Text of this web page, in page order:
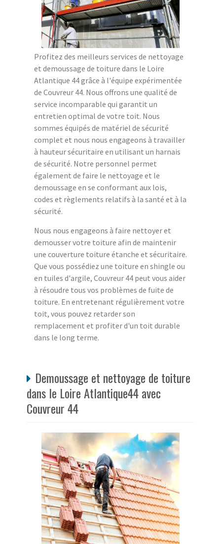
Profitez des meilleurs services de nettoyage
et demoussage de toiture dans le Loire
Atlantique 44 grâce à l'équipe expérimentée
de Couvreur 44. Nous offrons une qualité de
service incomparable qui garantit un
entretien optimal de votre toit. Nous
sommes équipés de matériel de sécurité
complet et nous nous engageons à travailler
à hauteur sécuritaire en utilisant un harnais
de sécurité. Notre personnel permet
également de faire le nettoyage et le
demoussage en se conformant aux lois,
codes et règlements relatifs à la santé et à la
sécurité.
Nous nous engageons à faire nettoyer et
demousser votre toiture afin de maintenir
une couverture toiture étanche et sécuritaire.
Que vous possédiez une toiture en shingle ou
en tuiles d'argile, Couvreur 44 peut vous aider
à résoudre tous vos problèmes de fuite de
toiture. En entretenant régulièrement votre
toit, vous pouvez retarder son
remplacement et profiter d'un toit durable
dans le long terme.
Demoussage et nettoyage de toiture
dans le Loire Atlantique44 avec
Couvreur 44